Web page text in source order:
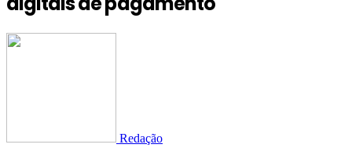
Redação